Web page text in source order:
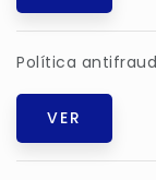
Política
VER